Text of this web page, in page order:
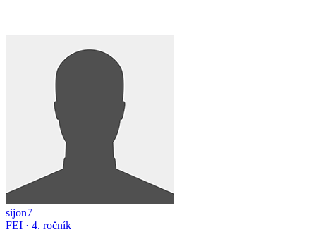
sijon7
FEI · 4. ročník